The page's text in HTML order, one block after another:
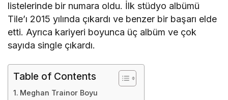
listelerinde bir numara oldu. İlk stüdyo albümü
Tile’ı 2015 yılında çıkardı ve benzer bir başarı elde
etti. Ayrıca kariyeri boyunca üç albüm ve çok
sayıda single çıkardı.
Table of Contents
Meghan Trainor Boyu